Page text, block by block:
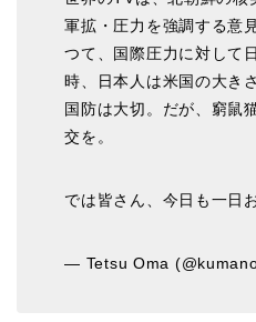
軍拡・圧力を強調する意
つて、国際圧力に対して
時、日本人は米国の大き
国防は大切。だが、窮鼠
交を。
では皆さん、今日も一日
— Tetsu Oma